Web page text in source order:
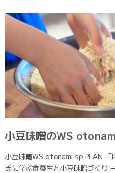
小豆味噌のWS
小豆味噌WS otonami sp PLAN 「
氏に学ぶ食養生と小豆味噌づくり